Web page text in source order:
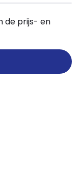
de prijs- en